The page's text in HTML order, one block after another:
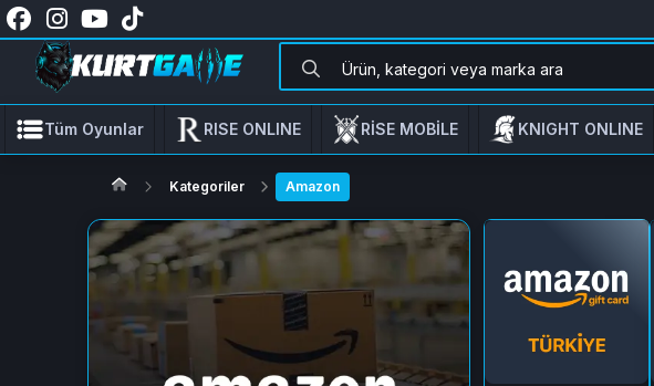
Tüm Oyunlar RISE ONLINE RİSE MOBİLE KNIGHT ONLINE
Kategoriler Amazon